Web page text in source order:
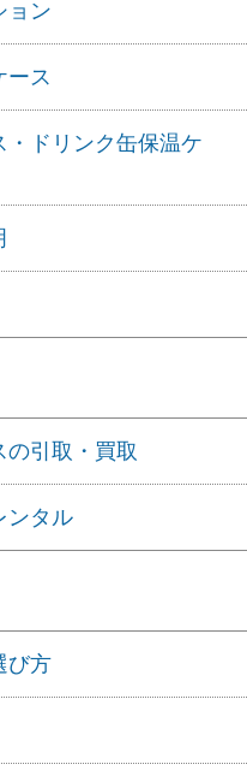
ョン
ース
ドリンク缶保温ケ
の引取・買取
ンタル
び方